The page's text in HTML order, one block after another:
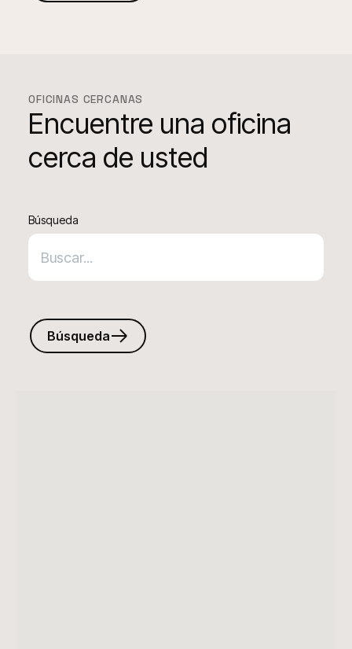
OFICINAS CERCANAS
Encuentre una oficina
cerca de usted
Búsqueda
Búsqueda